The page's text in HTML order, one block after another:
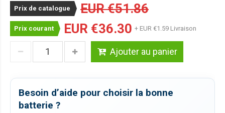
Prix de catalogue EUR €51.86
Prix courant EUR €36.30 + EUR €1.59 Livraison
Ajouter au panier
Besoin d’aide pour choisir la bonne
batterie ?